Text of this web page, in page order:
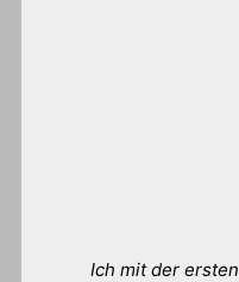
Ich mit der